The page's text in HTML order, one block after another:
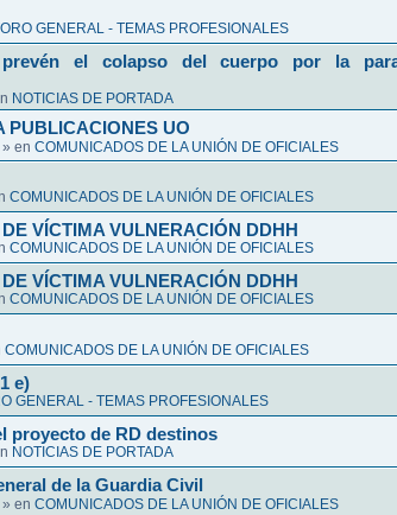
GENERAL - TEMAS PROFESIONALES
el colapso del cuerpo por la
NOTICIAS DE PORTADA
PUBLICACIONES UO
» en COMUNICADOS DE LA UNIÓN DE OFICIALES
COMUNICADOS DE LA UNIÓN DE OFICIALES
VÍCTIMA VULNERACIÓN DDHH
COMUNICADOS DE LA UNIÓN DE OFICIALES
VÍCTIMA VULNERACIÓN DDHH
COMUNICADOS DE LA UNIÓN DE OFICIALES
COMUNICADOS DE LA UNIÓN DE OFICIALES
e)
GENERAL - TEMAS PROFESIONALES
proyecto de RD destinos
NOTICIAS DE PORTADA
de la Guardia Civil
» en COMUNICADOS DE LA UNIÓN DE OFICIALES